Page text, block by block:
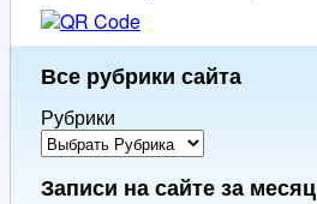
Все рубрики сайта
Рубрики
Записи на сайте за месяц